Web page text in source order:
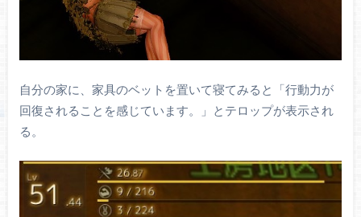
自分の家に、家具のベットを置いて寝てみると「行動力が
回復されることを感じています。」とテロップが表示され
る。